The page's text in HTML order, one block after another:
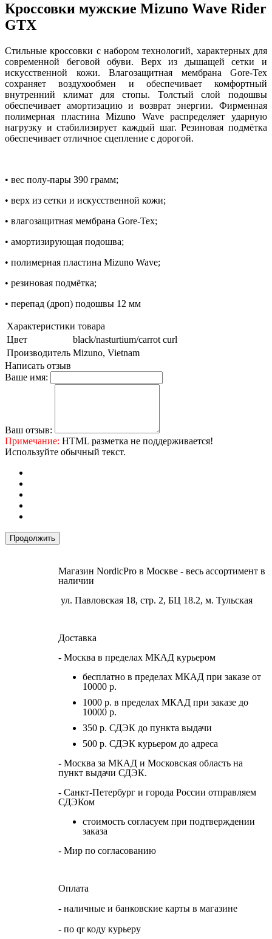
Кроссовки мужские Mizuno Wave Rider
GTX
Стильные кроссовки с набором технологий, характерных для
современной беговой обуви. Верх из дышащей сетки и
искусственной кожи. Влагозащитная мембрана Gore-Tex
сохраняет воздухообмен и обеспечивает комфортный
внутренний климат для стопы. Толстый слой подошвы
обеспечивает амортизацию и возврат энергии. Фирменная
полимерная пластина Mizuno Wave распределяет ударную
нагрузку и стабилизирует каждый шаг. Резиновая подмётка
обеспечивает отличное сцепление с дорогой.
• вес полу-пары 390 грамм;
• верх из сетки и искусственной кожи;
• влагозащитная мембрана Gore-Tex;
• амортизирующая подошва;
• полимерная пластина Mizuno Wave;
• резиновая подмётка;
• перепад (дроп) подошвы 12 мм
Характеристики товара
Цвет
black/nasturtium/carrot curl
Производитель Mizuno, Vietnam
Написать отзыв
Ваше имя:
Ваш отзыв:
Примечание: HTML разметка не поддерживается!
Используйте обычный текст.
Продолжить
Магазин NordicPro в Москве - весь ассортимент в
наличии
ул. Павловская 18, стр. 2, БЦ 18.2, м. Тульская
Доставка
- Москва в пределах МКАД курьером
бесплатно в пределах МКАД при заказе от
10000 р.
1000 р. в пределах МКАД при заказе до
10000 р.
350 р. СДЭК до пункта выдачи
500 р. СДЭК курьером до адреса
- Москва за МКАД и Московская область на
пункт выдачи СДЭК.
- Санкт-Петербург и города России отправляем
СДЭКом
стоимость согласуем при подтверждении
заказа
- Мир по согласованию
Оплата
- наличные и банковские карты в магазине
- по qr коду курьеру